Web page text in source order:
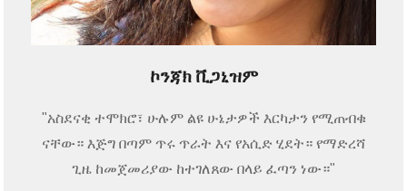
ኮንጃክ ቪጋኒዝም
"አስደናቂ ተሞክሮ፣ ሁሉም ልዩ ሁኔታዎች እርካታን የሚጠብቁ
ናቸው። እጅግ በጣም ጥሩ ጥራት እና የአሲድ ሂደት። የማድረሻ
ጊዜ ከመጀመሪያው ከተገለጸው በላይ ፈጣን ነው።"